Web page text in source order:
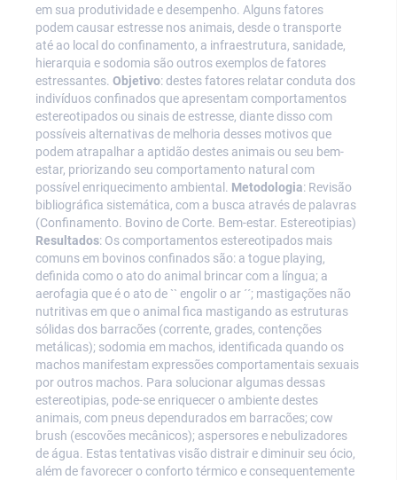
em sua produtividade e desempenho. Alguns fatores
podem causar estresse nos animais, desde o transporte
até ao local do confinamento, a infraestrutura, sanidade,
hierarquia e sodomia são outros exemplos de fatores
estressantes. Objetivo: destes fatores relatar conduta dos
indivíduos confinados que apresentam comportamentos
estereotipados ou sinais de estresse, diante disso com
possíveis alternativas de melhoria desses motivos que
podem atrapalhar a aptidão destes animais ou seu bem-
estar, priorizando seu comportamento natural com
possível enriquecimento ambiental. Metodologia: Revisão
bibliográfica sistemática, com a busca através de palavras
(Confinamento. Bovino de Corte. Bem-estar. Estereotipias)
Resultados: Os comportamentos estereotipados mais
comuns em bovinos confinados são: a togue playing,
definida como o ato do animal brincar com a língua; a
aerofagia que é o ato de `` engolir o ar ´´; mastigações não
nutritivas em que o animal fica mastigando as estruturas
sólidas dos barracões (corrente, grades, contenções
metálicas); sodomia em machos, identificada quando os
machos manifestam expressões comportamentais sexuais
por outros machos. Para solucionar algumas dessas
estereotipias, pode-se enriquecer o ambiente destes
animais, com pneus dependurados em barracões; cow
brush (escovões mecânicos); aspersores e nebulizadores
de água. Estas tentativas visão distrair e diminuir seu ócio,
além de favorecer o conforto térmico e consequentemente